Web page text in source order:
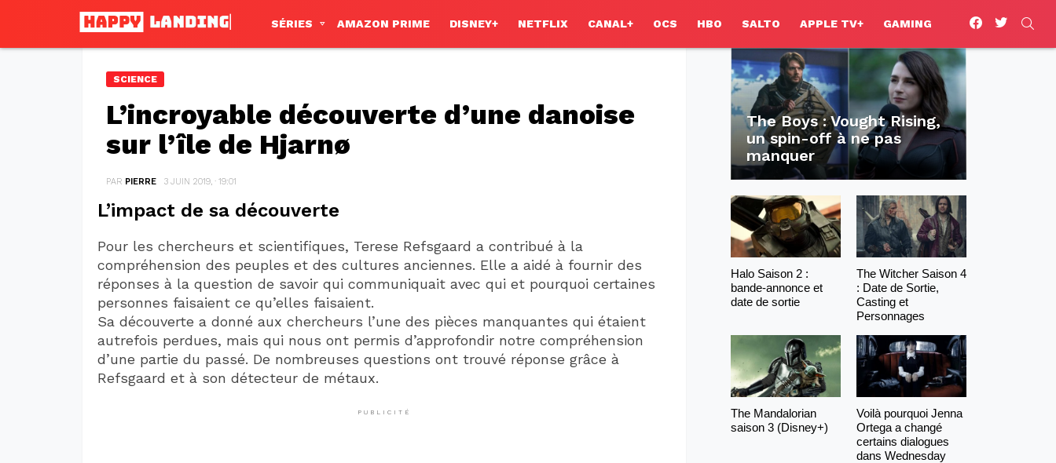
SÉRIES AMAZON PRIME DISNEY+ NETFLIX CANAL+ OCS HBO SALTO APPLE TV+ GAMING
facebooktwitter
SCIENCE
L’incroyable découverte d’une danoise
sur l’île de Hjarnø
PAR PIERRE 3 JUIN 2019, · 19:01
L’impact de sa découverte
Pour les chercheurs et scientifiques, Terese Refsgaard a contribué à la
compréhension des peuples et des cultures anciennes. Elle a aidé à fournir des
réponses à la question de savoir qui communiquait avec qui et pourquoi certaines
personnes faisaient ce qu’elles faisaient.
Sa découverte a donné aux chercheurs l’une des pièces manquantes qui étaient
autrefois perdues, mais qui nous ont permis d’approfondir notre compréhension
d’une partie du passé. De nombreuses questions ont trouvé réponse grâce à
Refsgaard et à son détecteur de métaux.
PUBLICITÉ
The Boys : Vought Rising,
un spin-off à ne pas
manquer
Halo Saison 2 :
bande-annonce et
date de sortie
The Witcher Saison 4
: Date de Sortie,
Casting et
Personnages
The Mandalorian
saison 3 (Disney+)
Voilà pourquoi Jenna
Ortega a changé
certains dialogues
dans Wednesday